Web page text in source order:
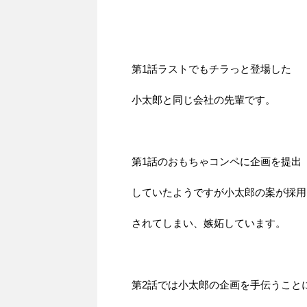
第1話ラストでもチラっと登場した
小太郎と同じ会社の先輩です。
第1話のおもちゃコンペに企画を提出
していたようですが小太郎の案が採用
されてしまい、嫉妬しています。
第2話では小太郎の企画を手伝うこと